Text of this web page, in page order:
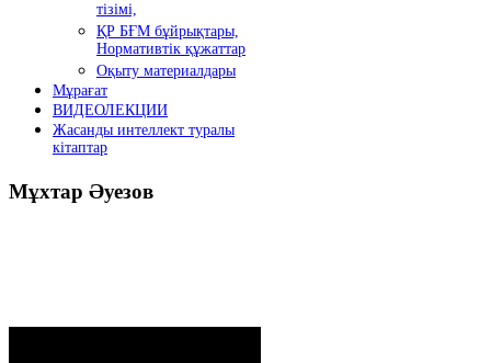
тізімі,
ҚР БҒМ бұйрықтары,
Нормативтік құжаттар
Оқыту материалдары
Мұрағат
ВИДЕОЛЕКЦИИ
Жасанды интеллект туралы
кітаптар
Мұхтар Әуезов